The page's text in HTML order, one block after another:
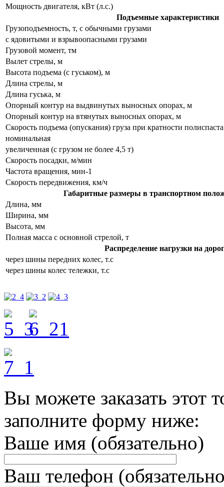
Мощность двигателя, кВт (л.с.)
Подъемные характеристики
Грузоподъемность, т, с обычными грузами
с ядовитыми и взрывоопасными грузами
Грузовой момент, тм
Вылет стрелы, м
Высота подъема (с гуськом), м
Длина стрелы, м
Длина гуська, м
Опорный контур на выдвинутых выносных опорах, м
Опорный контур на втянутых выносных опорах, м
Скорость подъема (опускания) груза при кратности
номинальная
увеличенная (с грузом не более 4,5 т)
Скорость посадки, м/мин
Частота вращения, мин-1
Скорость передвижения, км/ч
Габаритные размеры в транспортном
Длина, мм
Ширина, мм
Высота, мм
Полная масса с основной стрелой, т
Распределение нагрузки на
через шины передних колес, т.с
через шины колес тележки, т.с
Вы можете заказать этот
заполните форму ниже:
Ваше имя (обязательно)
Ваш телефон